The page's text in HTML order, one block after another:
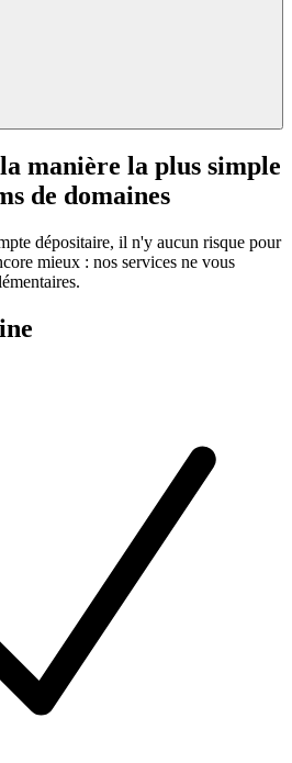
manière la plus simple
de domaines
dépositaire, il n'y aucun risque pour
mieux : nos services ne vous